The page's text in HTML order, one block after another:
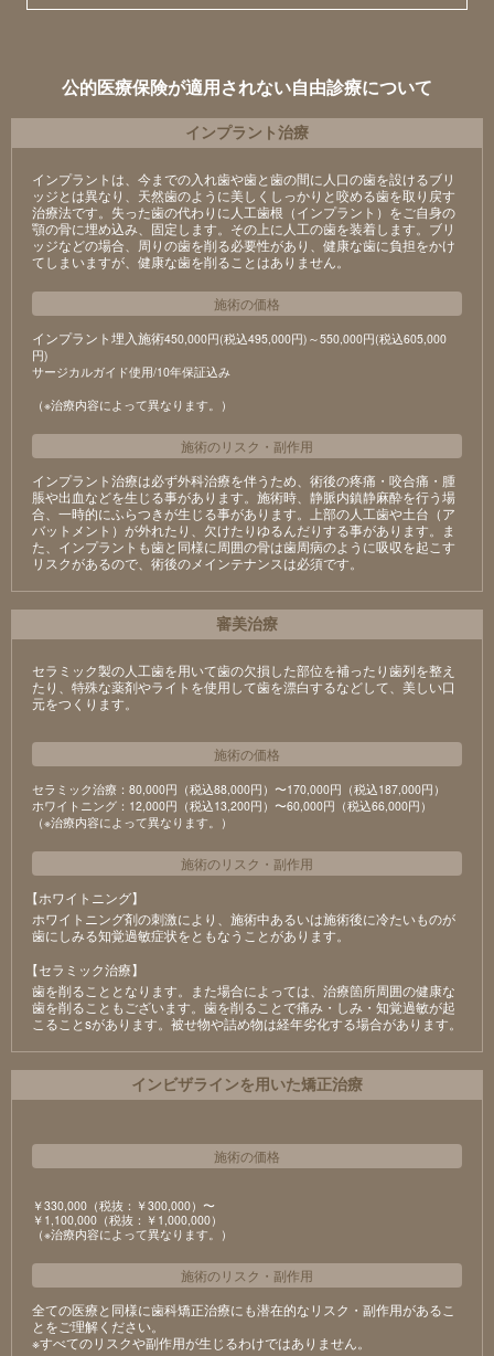
公的医療保険が適用されない自由診療について
インプラント治療
インプラントは、今までの入れ歯や歯と歯の間に人口の歯を設けるブリ
ッジとは異なり、天然歯のように美しくしっかりと咬める歯を取り戻す
治療法です。失った歯の代わりに人工歯根（インプラント）をご自身の
顎の骨に埋め込み、固定します。その上に人工の歯を装着します。ブリ
ッジなどの場合、周りの歯を削る必要性があり、健康な歯に負担をかけ
てしまいますが、健康な歯を削ることはありません。
施術の価格
インプラント埋入施術450,000円(税込495,000円)～550,000円(税込605,000
円)
サージカルガイド使用/10年保証込み
（※治療内容によって異なります。）
施術のリスク ・ 副作用
インプラント治療は必ず外科治療を伴うため、術後の疼痛・咬合痛・腫
脹や出血などを生じる事があります。施術時、静脈内鎮静麻酔を行う場
合、一時的にふらつきが生じる事があります。上部の人工歯や土台（ア
バットメント）が外れたり、欠けたりゆるんだりする事があります。ま
た、インプラントも歯と同様に周囲の骨は歯周病のように吸収を起こす
リスクがあるので、術後のメインテナンスは必須です。
審美治療
セラミック製の⼈⼯⻭を⽤いて⻭の⽋損した部位を補ったり⻭列を整え
たり、特殊な薬剤やライトを使⽤して⻭を漂⽩するなどして、美しい⼝
元をつくります。
施術の価格
セラミック治療：80,000円（税込88,000円）〜170,000円（税込187,000円）
ホワイトニング：12,000円（税込13,200円）〜60,000円（税込66,000円）
（※治療内容によって異なります。）
施術のリスク ・ 副作用
【ホワイトニング】
ホワイトニング剤の刺激により、施術中あるいは施術後に冷たいものが
⻭にしみる知覚過敏症状をともなうことがあります。
【セラミック治療】
⻭を削ることとなります。また場合によっては、治療箇所周囲の健康な
⻭を削ることもございます。⻭を削ることで痛み・しみ・知覚過敏が起
こることsがあります。被せ物や詰め物は経年劣化する場合があります。
インビザラインを用いた矯正治療
施術の価格
￥330,000（税抜：￥300,000）〜
￥1,100,000（税抜：￥1,000,000）
（※治療内容によって異なります。）
施術のリスク ・ 副作用
全ての医療と同様に歯科矯正治療にも潜在的なリスク・副作用があるこ
とをご理解ください。
※すべてのリスクや副作用が生じるわけではありません。